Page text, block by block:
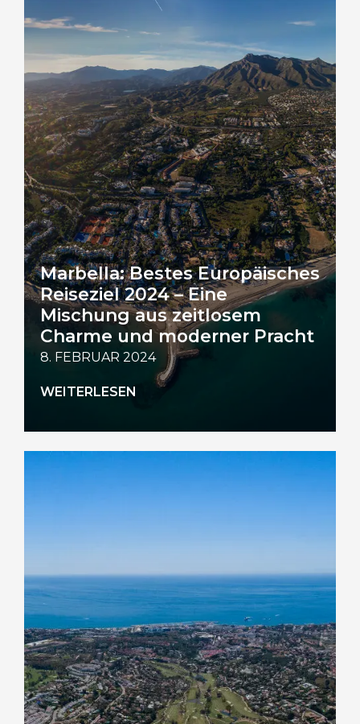
Marbella: Bestes Europäisches
Reiseziel 2024 – Eine
Mischung aus zeitlosem
Charme und moderner Pracht
8. FEBRUAR 2024
WEITERLESEN